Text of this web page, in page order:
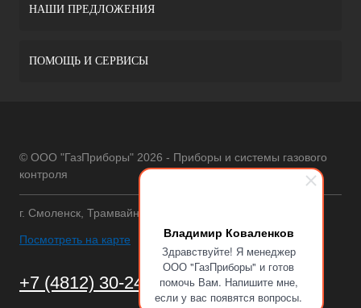
Владимир Коваленков
Здравствуйте! Я менеджер
ООО "ГазПриборы" и готов
помочь Вам. Напишите мне,
если у вас появятся вопросы.
НАШИ ПРЕДЛОЖЕНИЯ
ПОМОЩЬ И СЕРВИСЫ
© ООО "ГазПриборы" 2026 - Приборы и системы газового
контроля
г. Смоленск, Трамвайный проезд, 12
Посмотреть на карте
+7 (4812) 30-24-75